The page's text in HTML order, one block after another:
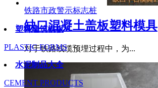
铁路市政警示标志桩
塑料建筑模板
PLASTIC FORMS
水泥制品大全
CEMENT PRODUCTS
缺口混凝土盖板塑料模具
对于铁路线缆预埋过程中，为...